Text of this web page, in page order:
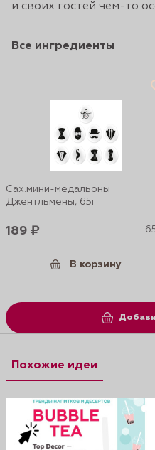
и своих гостей чем-то
Все ингредиенты
Сах.мини-медальоны
Джентльмены, 65г
189 ₽
В корзину
Похожие идеи